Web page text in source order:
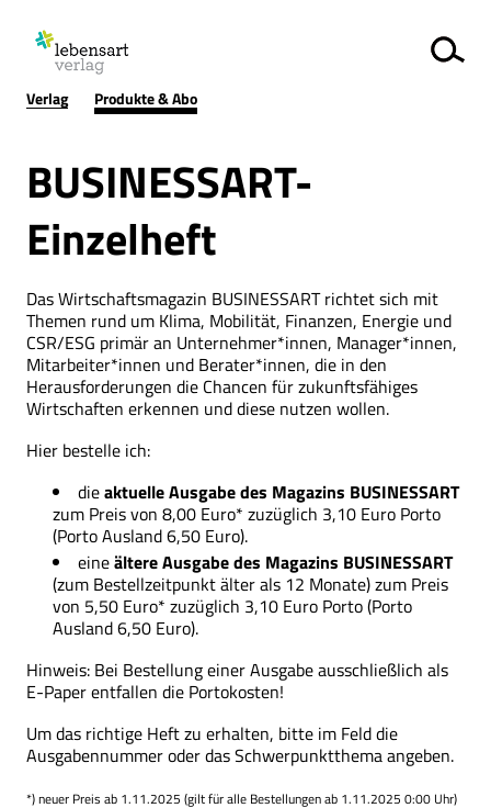
Verlag Produkte & Abo
BUSINESSART-
Einzelheft
Das Wirtschaftsmagazin BUSINESSART richtet sich mit
Themen rund um Klima, Mobilität, Finanzen, Energie und
CSR/ESG primär an Unternehmer*innen, Manager*innen,
Mitarbeiter*innen und Berater*innen, die in den
Herausforderungen die Chancen für zukunftsfähiges
Wirtschaften erkennen und diese nutzen wollen.
Hier bestelle ich:
dieaktuelle Ausgabe des Magazins BUSINESSART
zum Preis von 8,00 Euro* zuzüglich 3,10 Euro Porto
(Porto Ausland 6,50 Euro).
eineältere Ausgabe des Magazins BUSINESSART
(zum Bestellzeitpunkt älter als 12 Monate) zum Preis
von 5,50 Euro* zuzüglich 3,10 Euro Porto (Porto
Ausland 6,50 Euro).
Hinweis: Bei Bestellung einer Ausgabe ausschließlich als
E-Paper entfallen die Portokosten!
Um das richtige Heft zu erhalten, bitte im Feld die
Ausgabennummer oder das Schwerpunktthema angeben.
*) neuer Preis ab 1.11.2025 (gilt für alle Bestellungen ab 1.11.2025 0:00 Uhr)